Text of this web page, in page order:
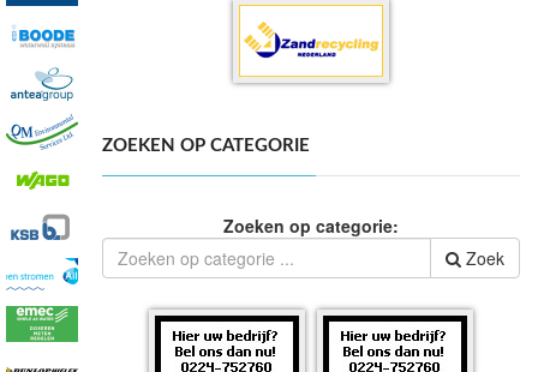
ZOEKEN OP CATEGORIE
Zoeken op categorie:
Zoek